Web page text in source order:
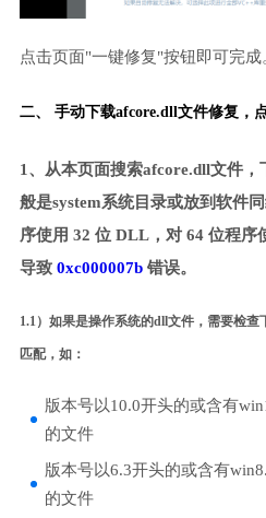
点击页面"一键修复"按钮即可完成
二、 手动下载afcore.dll文件修复，
1、从本页面搜索afcore.dll文件
般是system系统目录或放到软件
序使用 32 位 DLL，对 64 位程
导致 0xc000007b错误。
1.1）如果是操作系统的dll文件，需要检
匹配，如：
版本号以10.0开头的或含有
的文件
版本号以6.3开头的或含有
的文件